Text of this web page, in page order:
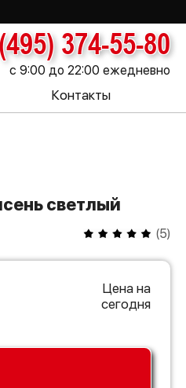
374-55-80
с 9:00 до 22:00 ежедневно
Контакты
светлый
(5)
Цена на
сегодня